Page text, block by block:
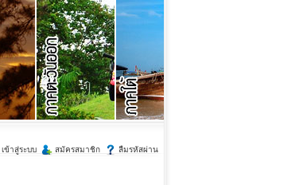
เข้าสู่ระบบ สมัครสมาชิก ลืมรหัสผ่าน